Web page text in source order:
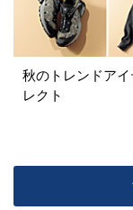
パープル
秋のトレンドア
レクト